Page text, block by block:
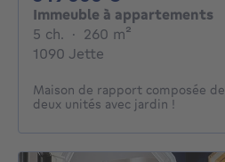
Immeuble à appartements
5 ch. 5 chambres
· 260 m²
1090 Jette
Maison de rapport composée de
deux unités avec jardin !